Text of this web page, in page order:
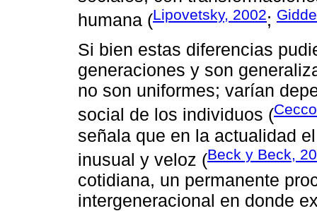
humana (Lipovetsky, 2002;
Si bien estas diferencias
generaciones y son
no son uniformes; varían
social de los individuos (
señala que en la actualidad
inusual y veloz (Beck y Beck,
cotidiana, un permanente
intergeneracional en donde